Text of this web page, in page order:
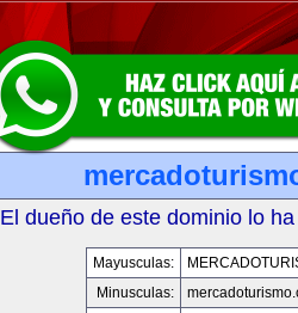
El dueño de este dominio lo
Mayusculas:
Minusculas: